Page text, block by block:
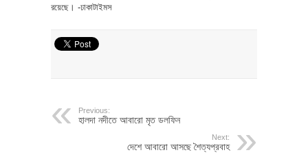
রয়েছে। -ঢাকাটাইমস
Previous:
হালদা নদীতে আবারো মৃত ডলফিন
Next:
দেশে আবারো আসছে শৈত্যপ্রবাহ